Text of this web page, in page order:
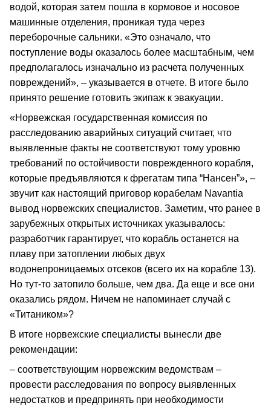
водой, которая затем пошла в кормовое и носовое
машинные отделения, проникая туда через
переборочные сальники. «Это означало, что
поступление воды оказалось более масштабным, чем
предполагалось изначально из расчета полученных
повреждений», – указывается в отчете. В итоге было
принято решение готовить экипаж к эвакуации.
«Норвежская государственная комиссия по
расследованию аварийных ситуаций считает, что
выявленные факты не соответствуют тому уровню
требований по остойчивости поврежденного корабля,
которые предъявляются к фрегатам типа “Нансен”», –
звучит как настоящий приговор корабелам Navantia
вывод норвежских специалистов. Заметим, что ранее в
зарубежных открытых источниках указывалось:
разработчик гарантирует, что корабль останется на
плаву при затоплении любых двух
водонепроницаемых отсеков (всего их на корабле 13).
Но тут-то затопило больше, чем два. Да еще и все они
оказались рядом. Ничем не напоминает случай с
«Титаником»?
В итоге норвежские специалисты вынесли две
рекомендации:
– соответствующим норвежским ведомствам –
провести расследования по вопросу выявленных
недостатков и предпринять при необходимости